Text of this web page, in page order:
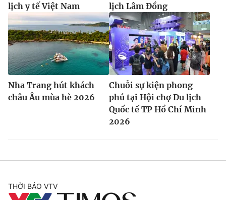
lịch y tế Việt Nam
lịch Lâm Đồng
Nha Trang hút khách
châu Âu mùa hè 2026
Chuỗi sự kiện phong
phú tại Hội chợ Du lịch
Quốc tế TP Hồ Chí Minh
2026
THỜI BÁO VTV